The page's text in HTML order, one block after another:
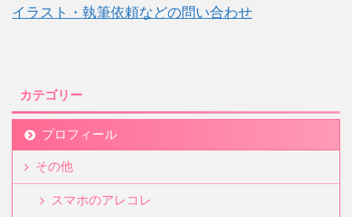
イラスト・執筆依頼などの問い合わせ
カテゴリー
プロフィール
その他
スマホのアレコレ